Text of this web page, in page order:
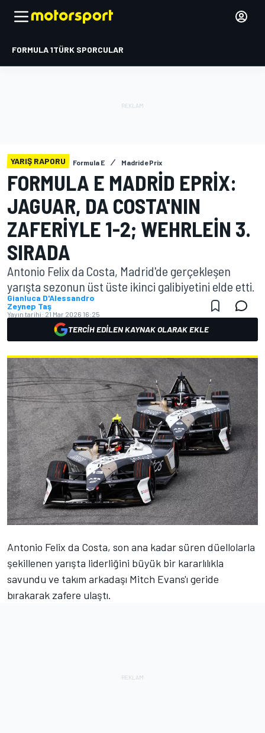
FORMULA 1TÜRK SPORCULAR
YARIŞ RAPORU Formula E Madrid ePrix
FORMULA E MADRID EPRIX:
JAGUAR, DA COSTA'NIN
ZAFERIYLE 1-2; WEHRLEIN 3.
SIRADA
Antonio Felix da Costa, Madrid'de gerçekleşen
yarışta sezonun üst üste ikinci galibiyetini elde etti.
Gianluca D'Alessandro
Zeynep Taş
Yayın tarihi: 21 Mar 2026 16:25
TERCIH EDILEN KAYNAK OLARAK EKLE
Antonio Felix da Costa, son ana kadar süren düellolarla
şekillenen yarışta liderliğini büyük bir kararlılıkla
savundu ve takım arkadaşı Mitch Evans'ı geride
bırakarak zafere ulaştı.